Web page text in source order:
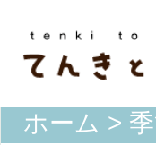
ホーム >